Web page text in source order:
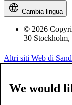
Cambia lingua
© 2026
30 Stockholm,
Altri siti Web di
We would